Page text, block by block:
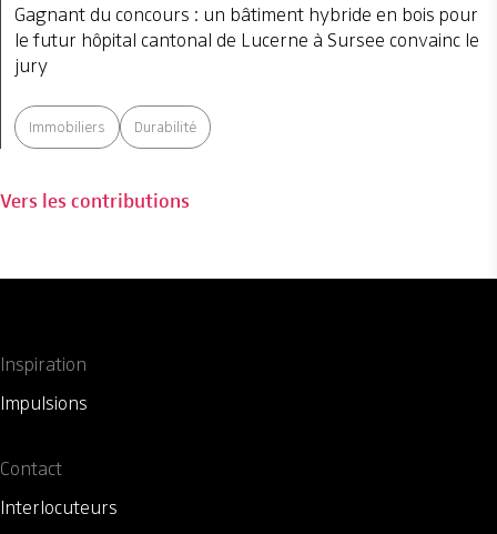
Gagnant du concours : un bâtiment hybride en bois pour
le futur hôpital cantonal de Lucerne à Sursee convainc le
jury
Immobiliers Durabilité
Vers les contributions
Inspiration
Impulsions
Contact
Interlocuteurs